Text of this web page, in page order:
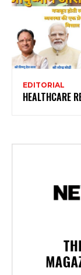
EDITORIAL
HEALTHCARE